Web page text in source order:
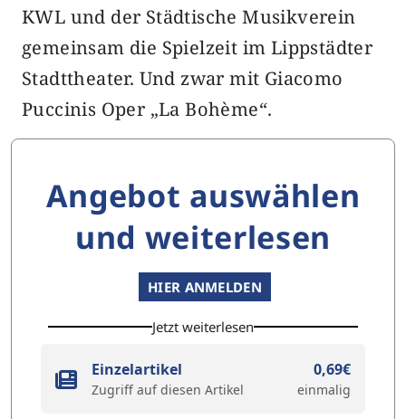
KWL und der Städtische Musikverein
gemeinsam die Spielzeit im Lippstädter
Stadttheater. Und zwar mit Giacomo
Puccinis Oper „La Bohème“.
Angebot auswählen
und weiterlesen
HIER ANMELDEN
Jetzt weiterlesen
Einzelartikel
Zugriff auf diesen Artikel
0,69€
einmalig